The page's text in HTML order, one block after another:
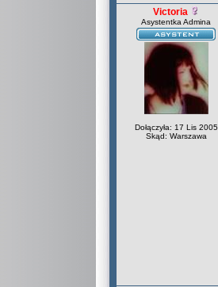
Victoria
Asystentka Admina
Dołączyła: 17 Lis 2005
Skąd: Warszawa